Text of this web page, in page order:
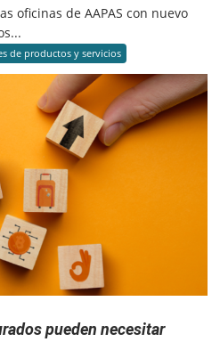
oficinas de AAPAS con nuevo
de productos y servicios
pueden necesitar